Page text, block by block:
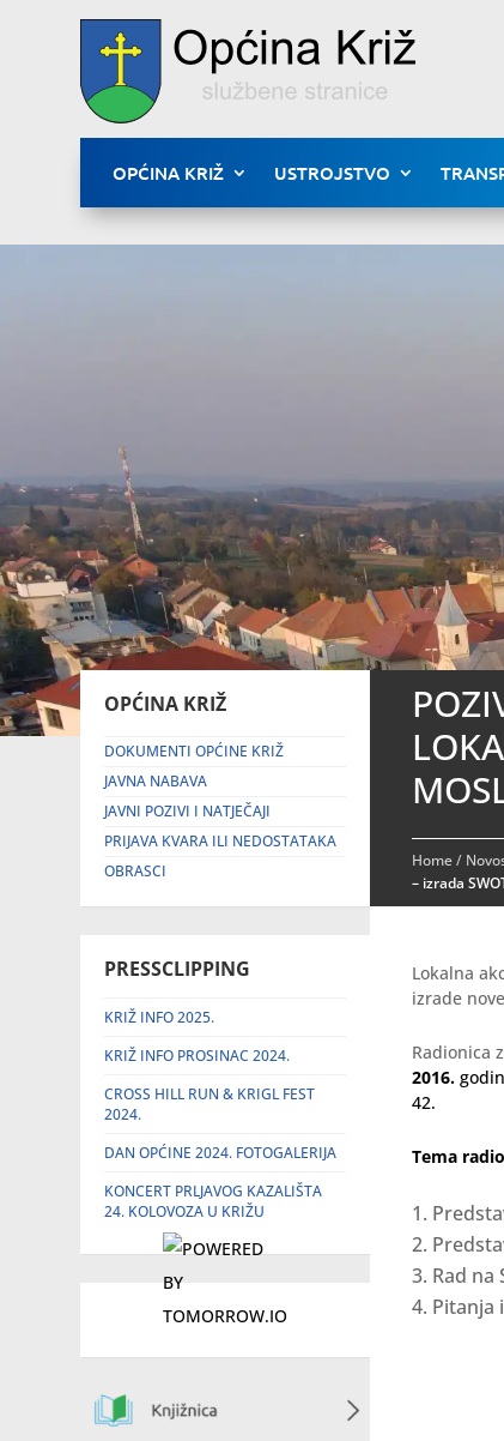
OPĆINA KRIŽ USTROJSTVO
OPĆINA KRIŽ
DOKUMENTI OPĆINE KRIŽ
JAVNA NABAVA
JAVNI POZIVI I NATJEČAJI
PRIJAVA KVARA ILI NEDOSTATAKA
OBRASCI
PRESSCLIPPING
KRIŽ INFO 2025.
KRIŽ INFO PROSINAC 2024.
CROSS HILL RUN & KRIGL FEST
2024.
DAN OPĆINE 2024. FOTOGALERIJA
KONCERT PRLJAVOG KAZALIŠTA
24. KOLOVOZA U KRIŽU
Home/
– izrada
Lokalna
izrade
Radionica
2016.
42.
Tema
Rad na
Pitanja